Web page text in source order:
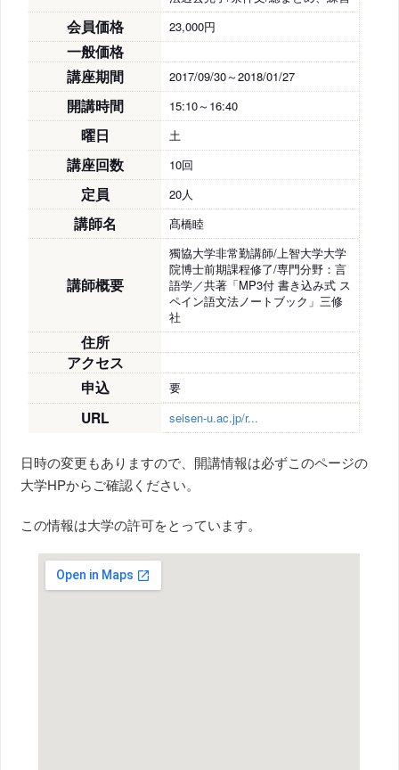
会員価格 23,000円
一般価格
講座期間
2017/09/30～2018/01/27
開講時間 15:10～16:40
曜日 土
講座回数 10回
定員 20人
講師名 髙橋睦
講師概要
獨協大学非常勤講師/上智大学大学
院博士前期課程修了/専門分野：言
語学／共著「MP3付 書き込み式 ス
ペイン語文法ノートブック」三修
社
住所
アクセス
申込
要
URL seisen-u.ac.jp/r...
日時の変更もありますので、開講情報は必ずこのページの
大学HPからご確認ください。
この情報は大学の許可をとっています。